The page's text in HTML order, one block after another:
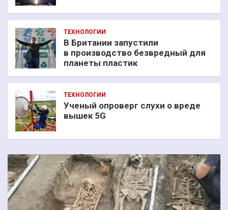
ТЕХНОЛОГИИ
В Британии запустили
в производство безвредный для
планеты пластик
ТЕХНОЛОГИИ
Ученый опроверг слухи о вреде
вышек 5G